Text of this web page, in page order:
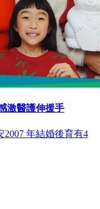
激醫護伸援手
年結婚後育有4